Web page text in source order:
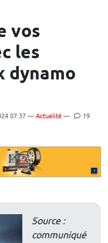
vos
les
dynamo
07:37 — Actualité — 19
Source :
communiqué